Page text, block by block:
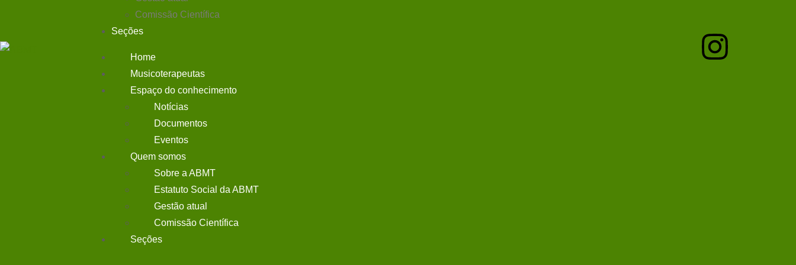
Comissão Científica
Seções
Home
Musicoterapeutas
Espaço do conhecimento
Notícias
Documentos
Eventos
Quem somos
Sobre a ABMT
Estatuto Social da ABMT
Gestão atual
Comissão Científica
Seções